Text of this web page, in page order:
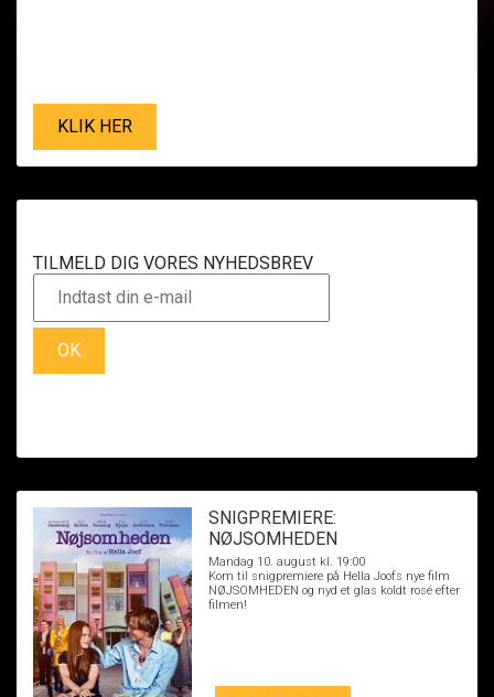
KLIK HER
TILMELD DIG VORES NYHEDSBREV
OK
SNIGPREMIERE:
NØJSOMHEDEN
Mandag 10. august kl. 19:00
Kom til snigpremiere på Hella Joofs nye film
NØJSOMHEDEN og nyd et glas koldt rosé efter
filmen!